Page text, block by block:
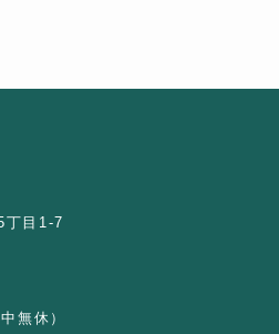
丁目1-7
無休）